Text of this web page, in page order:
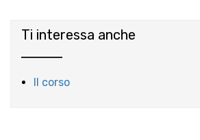
Ti interessa anche
Il corso